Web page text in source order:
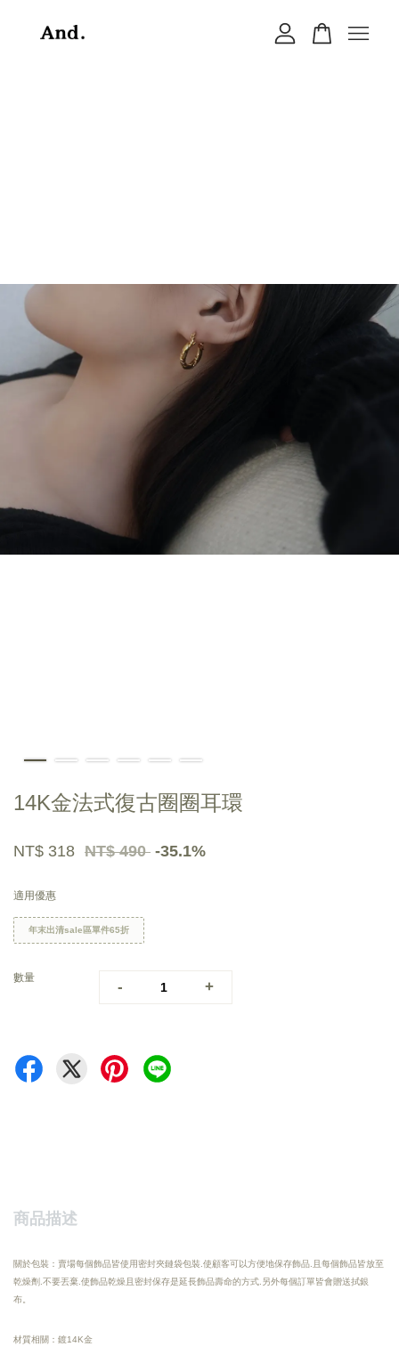
14K金法式復古圈圈耳環
NT$ 318 NT$ 490 -35.1%
適用優惠
年末出清sale區單件65折
數量
- +
商品描述
關於包裝：賣場每個飾品皆使用密封夾鏈袋包裝.使顧客可以方便地保存飾品.且每個飾品皆放至
乾燥劑.不要丟棄.使飾品乾燥且密封保存是延長飾品壽命的方式.另外每個訂單皆會贈送拭銀
布。
材質相關：鍍14K金